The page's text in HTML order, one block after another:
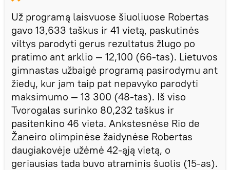
Už programą laisvuose šiuoliuose Robertas
gavo 13,633 taškus ir 41 vietą, paskutinės
viltys parodyti gerus rezultatus žlugo po
pratimo ant arklio — 12,100 (66-tas). Lietuvos
gimnastas užbaigė programą pasirodymu ant
žiedų, kur jam taip pat nepavyko parodyti
maksimumo — 13 300 (48-tas). Iš viso
Tvorogalas surinko 80,232 taškus ir
pasitenkino 46 vieta. Ankstesnėse Rio de
Žaneiro olimpinėse žaidynėse Robertas
daugiakovėje užėmė 42-ąją vietą, o
geriausias tada buvo atraminis šuolis (15-as).